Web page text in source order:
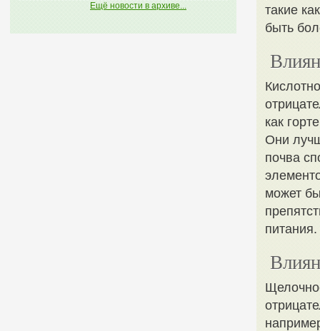
Ещё новости в архиве...
такие
быть
как
Они
почва
может
питания.